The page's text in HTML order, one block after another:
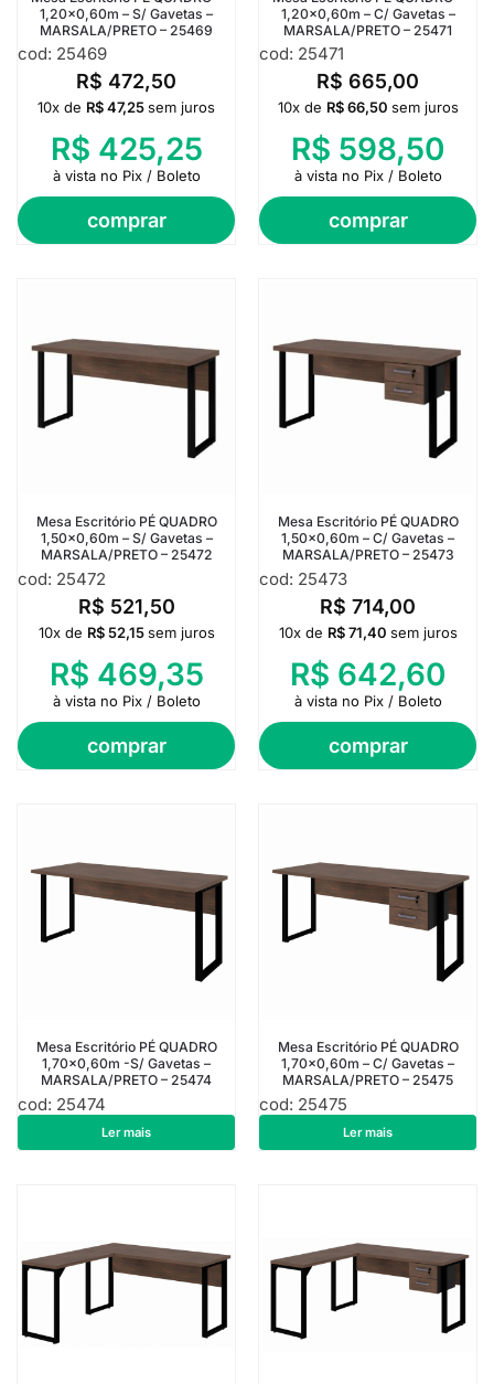
1,20×0,60m – S/ Gavetas –
MARSALA/PRETO – 25469
cod: 25469
R$ 472,50
comprar
10x de R$47,25sem juros
R$ 425,25
à vista no Pix / Boleto
1,20×0,60m – C/ Gavetas –
MARSALA/PRETO – 25471
cod: 25471
R$ 665,00
comprar
10x de R$66,50 sem juros
R$ 598,50
à vista no Pix / Boleto
Mesa Escritório PÉ QUADRO
1,50×0,60m – S/ Gavetas –
MARSALA/PRETO – 25472
cod: 25472
R$ 521,50
comprar
10x de R$52,15 sem juros
R$ 469,35
à vista no Pix / Boleto
Mesa Escritório PÉ QUADRO
1,50×0,60m – C/ Gavetas –
MARSALA/PRETO – 25473
cod: 25473
R$ 714,00
comprar
10x de R$71,40 sem juros
R$ 642,60
à vista no Pix / Boleto
Mesa Escritório PÉ QUADRO
1,70×0,60m -S/ Gavetas –
MARSALA/PRETO – 25474
cod: 25474
R$589,75
Ler mais
Mesa Escritório PÉ QUADRO
1,70×0,60m – C/ Gavetas –
MARSALA/PRETO – 25475
cod: 25475
R$782,25
Ler mais